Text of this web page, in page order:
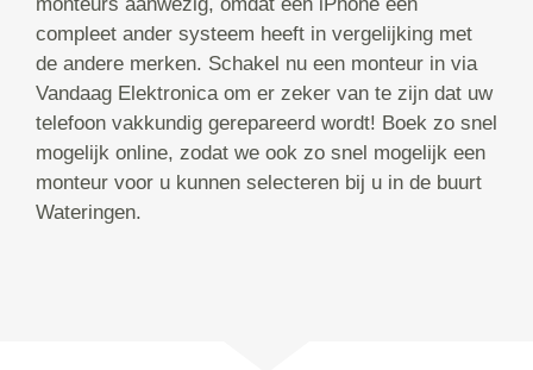
compleet ander systeem heeft in vergelijking met
de andere merken. Schakel nu een monteur in via
Vandaag Elektronica om er zeker van te zijn dat uw
telefoon vakkundig gerepareerd wordt! Boek zo snel
mogelijk online, zodat we ook zo snel mogelijk een
monteur voor u kunnen selecteren bij u in de buurt
Wateringen.